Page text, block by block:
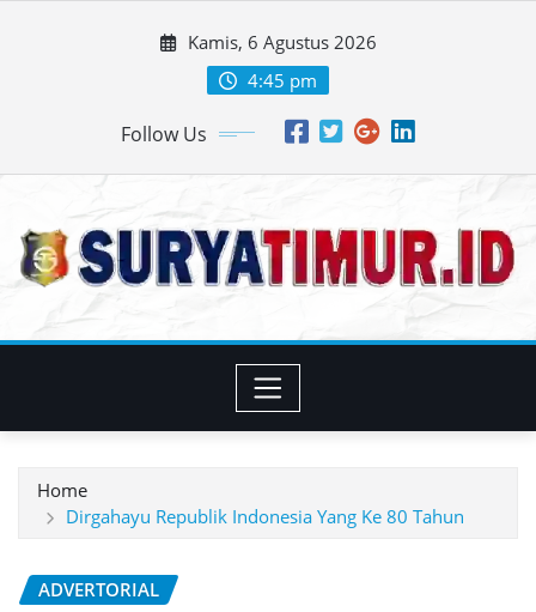
Kamis, 6 Agustus 2026
4:45 pm
Follow Us
Home
Dirgahayu Republik Indonesia Yang Ke 80 Tahun
ADVERTORIAL